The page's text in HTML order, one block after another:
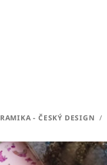
- ČESKÝ DESIGN /